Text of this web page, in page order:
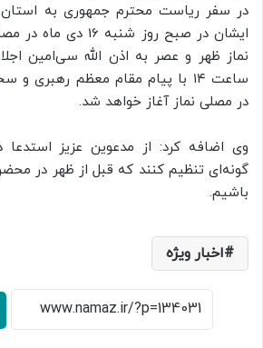
در سفر ریاست محترم جمهوری به استان
ایشان در صبح روز شنبه
نماز ظهر و عصر به اذن الله سی‌امین
ساعت ۱۴ با پیام مقام معظم رهبری
در مصلی نماز آغاز خواهد شد.
وی اضافه کرد: از مدعوین عزیز
گونه‌ای تنظیم کنند که قبل از ظهر در
باشیم.
اخبار ویژه